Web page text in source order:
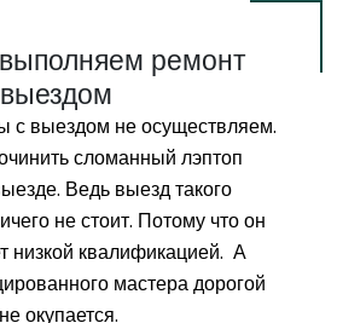
ремонт
с выездом не осуществляем.
сломанный лэптоп
Ведь выезд такого
не стоит. Потому что он
низкой квалификацией. А
мастера дорогой
окупается.